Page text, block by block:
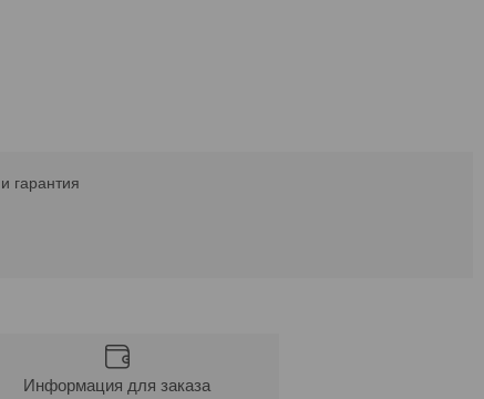
гарантия
Информация для заказа